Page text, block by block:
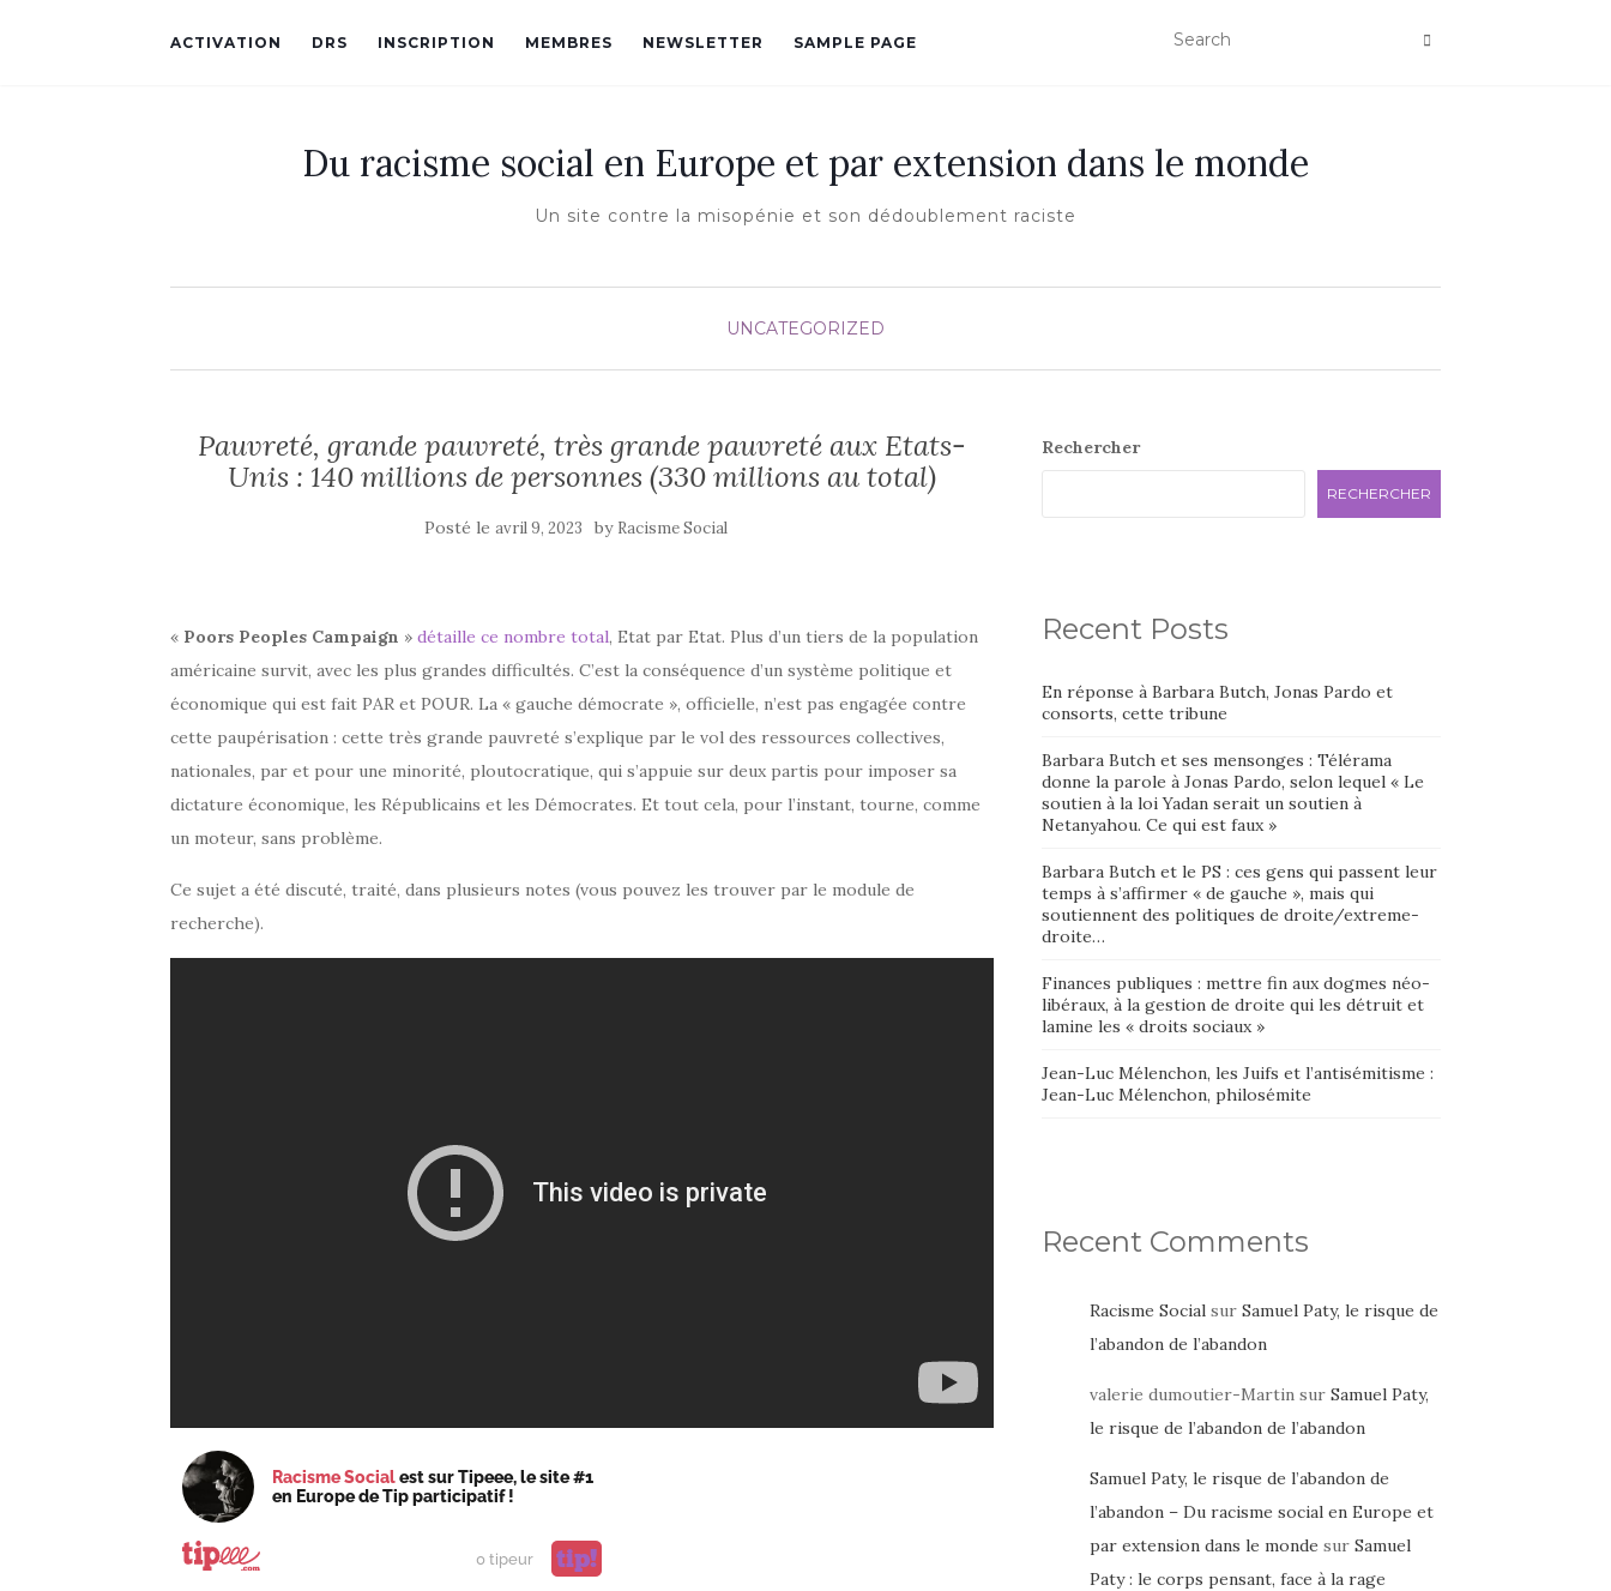
ACTIVATION DRS INSCRIPTION MEMBRES NEWSLETTER SAMPLE PAGE
Du racisme social en Europe et par extension dans le monde
Un site contre la misopénie et son dédoublement raciste
UNCATEGORIZED
Pauvreté, grande pauvreté, très grande pauvreté aux Etats-
Unis : 140 millions de personnes (330 millions au total)
Posté le avril 9, 2023 by Racisme Social
« Poors Peoples Campaign » détaille ce nombre total, Etat par Etat. Plus d’un tiers de la population
américaine survit, avec les plus grandes difficultés. C’est la conséquence d’un système politique et
économique qui est fait PAR et POUR. La « gauche démocrate », officielle, n’est pas engagée contre
cette paupérisation : cette très grande pauvreté s’explique par le vol des ressources collectives,
nationales, par et pour une minorité, ploutocratique, qui s’appuie sur deux partis pour imposer sa
dictature économique, les Républicains et les Démocrates. Et tout cela, pour l’instant, tourne, comme
un moteur, sans problème.
Ce sujet a été discuté, traité, dans plusieurs notes (vous pouvez les trouver par le module de
recherche).
Racisme Socialest sur Tipeee, le site #1
en Europe de Tip participatif !
0 tipeur tip!
Rechercher
RECHERCHER
Recent Posts
En réponse à Barbara Butch, Jonas Pardo et
consorts, cette tribune
Barbara Butch et ses mensonges : Télérama
donne la parole à Jonas Pardo, selon lequel « Le
soutien à la loi Yadan serait un soutien à
Netanyahou. Ce qui est faux »
Barbara Butch et le PS : ces gens qui passent leur
temps à s’affirmer « de gauche », mais qui
soutiennent des politiques de droite/extreme-
droite…
Finances publiques : mettre fin aux dogmes néo-
libéraux, à la gestion de droite qui les détruit et
lamine les « droits sociaux »
Jean-Luc Mélenchon, les Juifs et l’antisémitisme :
Jean-Luc Mélenchon, philosémite
Recent Comments
Racisme Socialsur Samuel Paty, le risque de
l’abandon de l’abandon
valerie dumoutier-Martinsur Samuel Paty,
le risque de l’abandon de l’abandon
Samuel Paty, le risque de l’abandon de
l’abandon – Du racisme social en Europe et
par extension dans le monde sur Samuel
Paty : le corps pensant, face à la rage